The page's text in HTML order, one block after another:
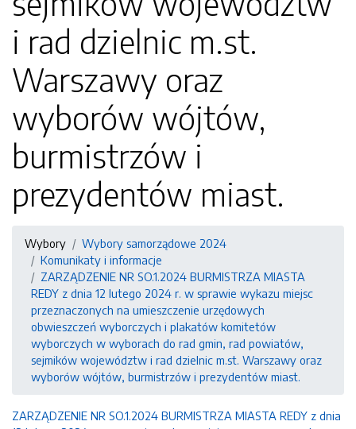
i rad dzielnic m.st.
Warszawy oraz
wyborów wójtów,
burmistrzów i
prezydentów miast.
Wybory
Wybory samorządowe 2024
Komunikaty i informacje
ZARZĄDZENIE NR SO.1.2024 BURMISTRZA MIASTA
REDY z dnia 12 lutego 2024 r. w sprawie wykazu miejsc
przeznaczonych na umieszczenie urzędowych
obwieszczeń wyborczych i plakatów komitetów
wyborczych w wyborach do rad gmin, rad powiatów,
sejmików województw i rad dzielnic m.st. Warszawy oraz
wyborów wójtów, burmistrzów i prezydentów miast.
ZARZĄDZENIE NR SO.1.2024 BURMISTRZA MIASTA REDY z dnia